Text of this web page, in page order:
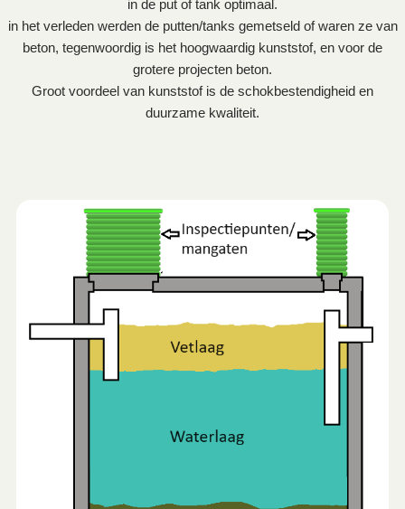
in de put of tank optimaal.
in het verleden werden de putten/tanks gemetseld of waren ze van
beton, tegenwoordig is het hoogwaardig kunststof, en voor de
grotere projecten beton.
Groot voordeel van kunststof is de schokbestendigheid en
duurzame kwaliteit.